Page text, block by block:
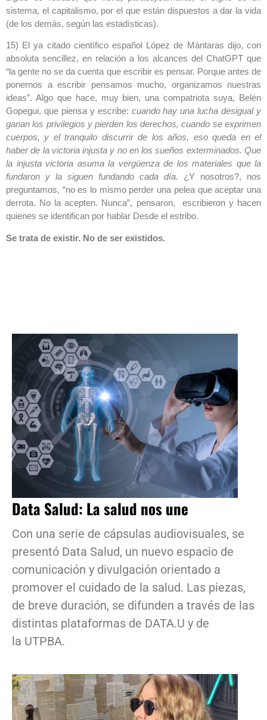
sistema, el capitalismo, por el que están dispuestos a dar la vida
(de los demás, según las estadísticas).
15) El ya citado científico español López de Mántaras dijo, con
absoluta sencillez, en relación a los alcances del ChatGPT que
“la gente no se da cuenta que escribir es pensar. Porque antes de
ponernos a escribir pensamos mucho, organizamos nuestras
ideas”. Algo que hace, muy bien, una compatriota suya, Belén
Gopegui, que piensa y escribe: cuando hay una lucha desigual y
ganan los privilegios y pierden los derechos, cuando se exprimen
cuerpos, y el tranquilo discurrir de los años, eso queda en el
haber de la victoria injusta y no en los sueños exterminados. Que
la injusta victoria asuma la vergüenza de los materiales que la
fundaron y la siguen fundando cada día. ¿Y nosotros?, nos
preguntamos, “no es lo mismo perder una pelea que aceptar una
derrota. No la acepten. Nunca”, pensaron, escribieron y hacen
quienes se identifican por hablar Desde el estribo.
Se trata de existir. No de ser existidos.
Data Salud: La salud nos une
Con una serie de cápsulas audiovisuales, se
presentó Data Salud, un nuevo espacio de
comunicación y divulgación orientado a
promover el cuidado de la salud. Las piezas,
de breve duración, se difunden a través de las
distintas plataformas de DATA.U y de
la UTPBA.